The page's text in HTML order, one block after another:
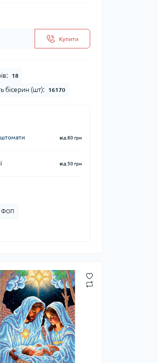
Купити
18
бісерин (шт): 16170
від 80 грн
від 50 грн
ФОП